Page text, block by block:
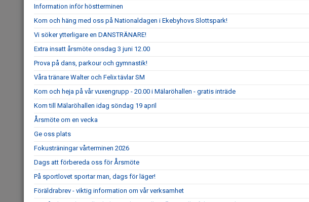
Information inför höstterminen
Kom och häng med oss på Nationaldagen i Ekebyhovs Slottspark!
Vi söker ytterligare en DANSTRÄNARE!
Extra insatt årsmöte onsdag 3 juni 12.00
Prova på dans, parkour och gymnastik!
Våra tränare Walter och Felix tävlar SM
Kom och heja på vår vuxengrupp - 20.00 i Mälaröhallen - gratis inträde
Kom till Mälaröhallen idag söndag 19 april
Årsmöte om en vecka
Ge oss plats
Fokusträningar vårterminen 2026
Dags att förbereda oss för Årsmöte
På sportlovet sportar man, dags för läger!
Föräldrabrev - viktig information om vår verksamhet